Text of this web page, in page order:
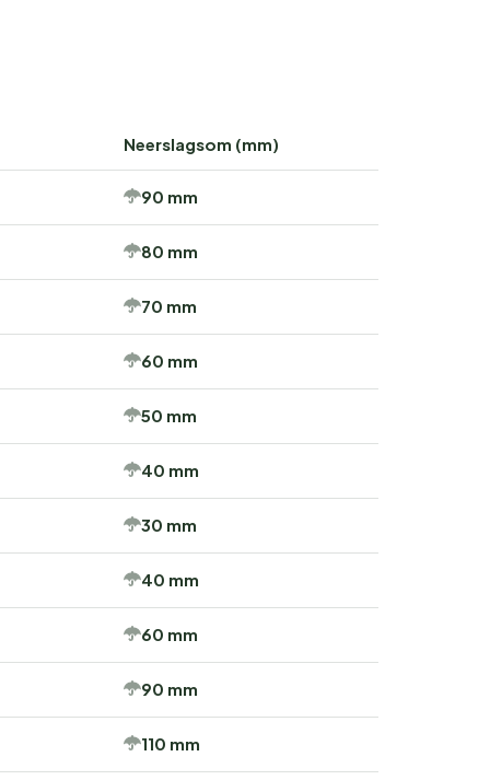
Neerslagsom (mm)
90 mm
80 mm
70 mm
60 mm
50 mm
40 mm
30 mm
40 mm
60 mm
90 mm
110 mm